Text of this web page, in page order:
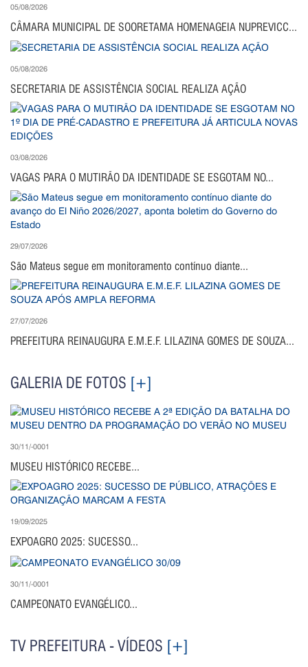
05/08/2026
CÂMARA MUNICIPAL DE SOORETAMA HOMENAGEIA NUPREVICC...
05/08/2026
SECRETARIA DE ASSISTÊNCIA SOCIAL REALIZA AÇÃO
03/08/2026
VAGAS PARA O MUTIRÃO DA IDENTIDADE SE ESGOTAM NO...
29/07/2026
São Mateus segue em monitoramento contínuo diante...
27/07/2026
PREFEITURA REINAUGURA E.M.E.F. LILAZINA GOMES DE SOUZA...
GALERIA DE FOTOS [+]
30/11/-0001
MUSEU HISTÓRICO RECEBE...
19/09/2025
EXPOAGRO 2025: SUCESSO...
30/11/-0001
CAMPEONATO EVANGÉLICO...
TV PREFEITURA - VÍDEOS [+]